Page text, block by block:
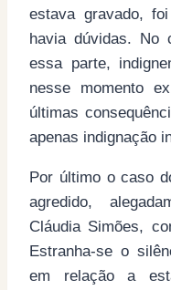
estava gravado,
havia dúvidas. No
essa parte,
nesse momento
últimas
apenas indignação
Por último o caso
agredido,
Cláudia Simões,
Estranha-se o
em relação a